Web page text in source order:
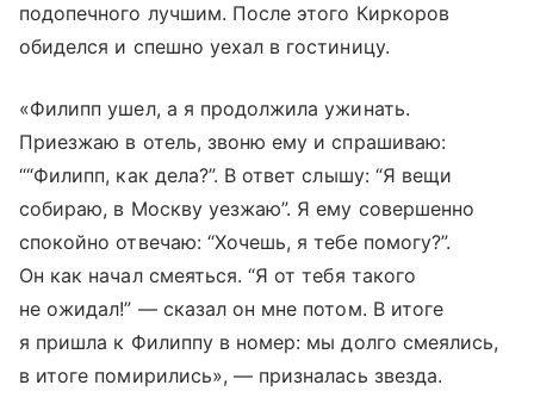
подопечного лучшим. После этого Киркоров
обиделся и спешно уехал в гостиницу.
«Филипп ушел, а я продолжила ужинать.
Приезжаю в отель, звоню ему и спрашиваю:
““Филипп, как дела?”. В ответ слышу: “Я вещи
собираю, в Москву уезжаю”. Я ему совершенно
спокойно отвечаю: “Хочешь, я тебе помогу?”.
Он как начал смеяться. “Я от тебя такого
не ожидал!” — сказал он мне потом. В итоге
я пришла к Филиппу в номер: мы долго смеялись,
в итоге помирились», — призналась звезда.